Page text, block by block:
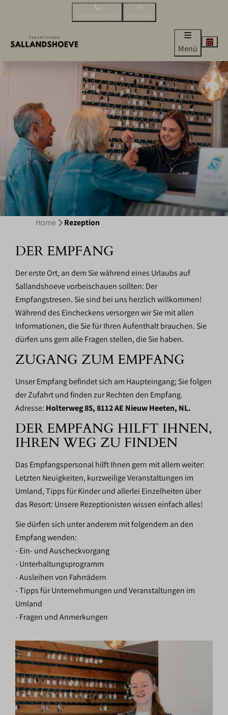
+31(0)572321342 WhatsApp
Menü
Home Rezeption
DER EMPFANG
Der erste Ort, an dem Sie während eines Urlaubs auf
Sallandshoeve vorbeischauen sollten: Der
Empfangstresen. Sie sind bei uns herzlich willkommen!
Während des Eincheckens versorgen wir Sie mit allen
Informationen, die Sie für Ihren Aufenthalt brauchen. Sie
dürfen uns gern alle Fragen stellen, die Sie haben.
ZUGANG ZUM EMPFANG
Unser Empfang befindet sich am Haupteingang; Sie folgen
der Zufahrt und finden zur Rechten den Empfang.
Adresse: Holterweg 85, 8112 AE Nieuw Heeten, NL.
DER EMPFANG HILFT IHNEN,
IHREN WEG ZU FINDEN
Das Empfangspersonal hilft Ihnen gern mit allem weiter:
Letzten Neuigkeiten, kurzweilige Veranstaltungen im
Umland, Tipps für Kinder und allerlei Einzelheiten über
das Resort: Unsere Rezeptionisten wissen einfach alles!
Sie dürfen sich unter anderem mit folgendem an den
Empfang wenden:
- Ein- und Auscheckvorgang
- Unterhaltungsprogramm
- Ausleihen von Fahrrädern
- Tipps für Unternehmungen und Veranstaltungen im
Umland
- Fragen und Anmerkungen